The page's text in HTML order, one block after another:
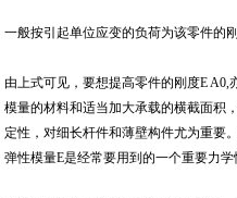
一般按引起单位应变的负荷为该零件的
由上式可见，要想提高零件的刚度E
模量的材料和适当加大承载的横截面积
定性，对细长杆件和薄壁构件尤为重要
弹性模量E是经常要用到的一个重要力学